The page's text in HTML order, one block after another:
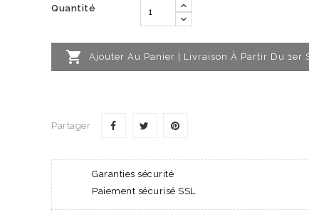
Quantité
 Ajouter Au Panier | Livraison À Partir Du 1er
Partager
Garanties sécurité
Paiement sécurisé SSL